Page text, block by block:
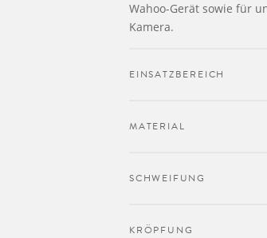
Wahoo-Gerät sowie für
Kamera.
EINSATZBEREICH
MATERIAL
SCHWEIFUNG
KRÖPFUNG